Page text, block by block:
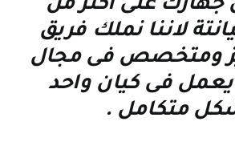
على اكثر من
لاننا نملك فريق
ومتخصص فى مجال
يعمل فى كيان واحد
متكامل .